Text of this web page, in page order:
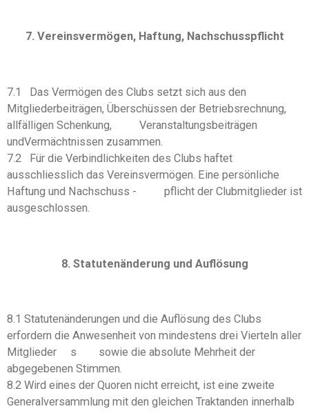
7. Vereinsvermögen, Haftung, Nachschusspflicht
7.1 Das Vermögen des Clubs setzt sich aus den
Mitgliederbeiträgen, Überschüssen der Betriebsrechnung,
allfälligen Schenkung, Veranstaltungsbeiträgen
undVermächtnissen zusammen.
7.2 Für die Verbindlichkeiten des Clubs haftet
ausschliesslich das Vereinsvermögen. Eine persönliche
Haftung und Nachschuss - pflicht der Clubmitglieder ist
ausgeschlossen.
8. Statutenänderung und Auflösung
8.1 Statutenänderungen und die Auflösung des Clubs
erfordern die Anwesenheit von mindestens drei Vierteln aller
Mitglieder s sowie die absolute Mehrheit der
abgegebenen Stimmen.
8.2 Wird eines der Quoren nicht erreicht, ist eine zweite
Generalversammlung mit den gleichen Traktanden innerhalb